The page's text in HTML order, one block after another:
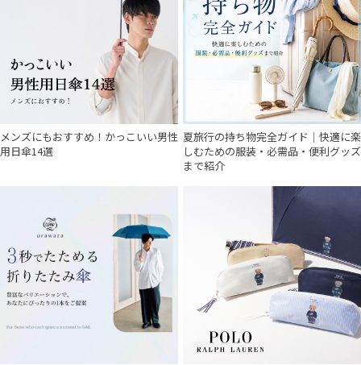
メンズにもおすすめ！かっこいい男性
用日傘14選
夏旅行の持ち物完全ガイド｜快適に楽
しむための服装・必需品・便利グッズ
まで紹介